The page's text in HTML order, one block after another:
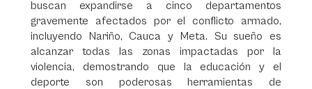
buscan expandirse a cinco departamentos
gravemente afectados por el conflicto armado,
incluyendo Nariño, Cauca y Meta. Su sueño es
alcanzar todas las zonas impactadas por la
violencia, demostrando que la educación y el
deporte son poderosas herramientas de